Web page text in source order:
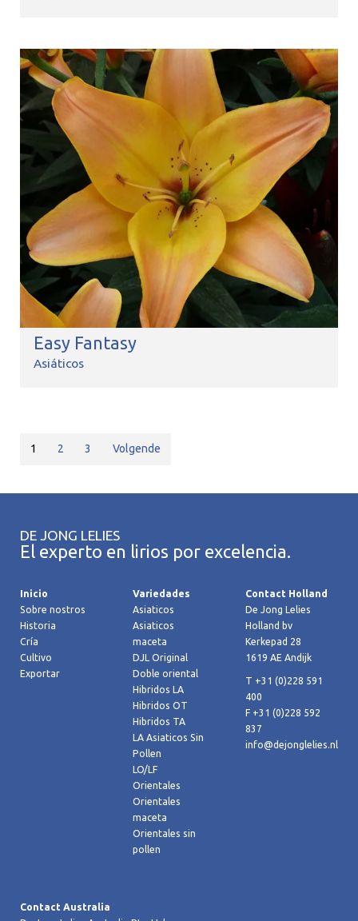
Easy Fantasy
Asiáticos
1 2 3 Volgende
DE JONG LELIES
El experto en lirios por excelencia.
Inicio
Sobre nostros
Historia
Cría
Cultivo
Exportar
Variedades
Asiaticos
Asiaticos
maceta
DJL Original
Doble oriental
Hibridos LA
Hibridos OT
Hibridos TA
LA Asiaticos Sin
Pollen
LO/LF
Orientales
Orientales
maceta
Orientales sin
pollen
Contact Holland
De Jong Lelies
Holland bv
Kerkepad 28
1619 AE Andijk
T +31 (0)228 591
400
F +31 (0)228 592
837
info@dejonglelies.nl
Contact Australia